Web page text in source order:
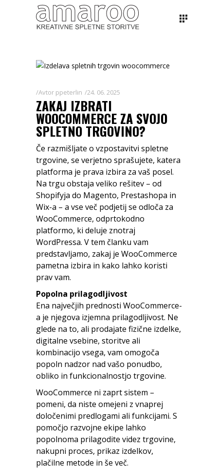
Avtor ppeterlin 24. 06. 2025
ZAKAJ IZBRATI
WOOCOMMERCE ZA SVOJO
SPLETNO TRGOVINO?
Če razmišljate o vzpostavitvi spletne
trgovine, se verjetno sprašujete, katera
platforma je prava izbira za vaš posel.
Na trgu obstaja veliko rešitev – od
Shopifyja do Magento, Prestashopa in
Wix-a – a vse več podjetij se odloča za
WooCommerce, odprtokodno
platformo, ki deluje znotraj
WordPressa. V tem članku vam
predstavljamo, zakaj je WooCommerce
pametna izbira in kako lahko koristi
prav vam.
Popolna prilagodljivost
Ena največjih prednosti WooCommerce-
a je njegova izjemna prilagodljivost. Ne
glede na to, ali prodajate fizične izdelke,
digitalne vsebine, storitve ali
kombinacijo vsega, vam omogoča
popoln nadzor nad vašo ponudbo,
obliko in funkcionalnostjo trgovine.
WooCommerce ni zaprt sistem –
pomeni, da niste omejeni z vnaprej
določenimi predlogami ali funkcijami. S
pomočjo razvojne ekipe lahko
popolnoma prilagodite videz trgovine,
nakupni proces, prikaz izdelkov,
plačilne metode in še več.